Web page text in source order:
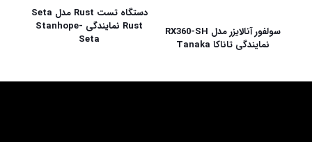
سولفور آنالایزر مدل RX360-SH
نمایندگی تاناکا Tanaka
دستگاه تست Rust مدل Seta
Rust نمایندگی Stanhope-
Seta